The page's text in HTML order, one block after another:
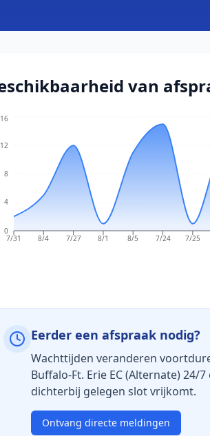
van
7/31 8/4 7/27 8/1 8/5 7/24 7/25
0
4
8
12
16
Eerder een afspraak nodig?
Wachttijden veranderen
Buffalo-Ft. Erie EC (Alternate) 24/
dichterbij gelegen slot vrijkomt.
Ontvang directe meldingen